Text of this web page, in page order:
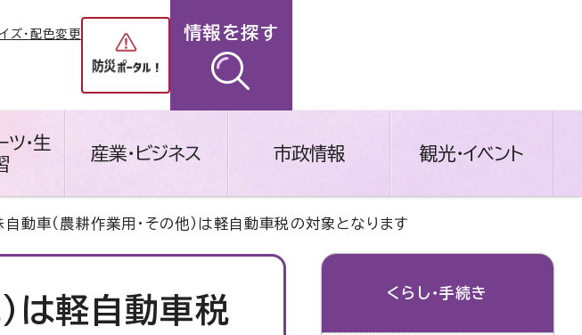
ズ・配色変更 情報を探す
ツ・生
産業・ビジネス 市政情報 観光・イベント
動車（農耕作業用・その他）は軽自動車税の対象となります
は軽自動車税
くらし・手続き